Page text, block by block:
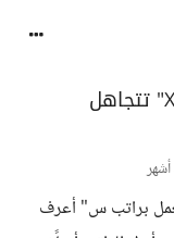
نصيحة "لا تعمل بمبلغ يقل عن X" تتجاهل
براتب س" أعرف